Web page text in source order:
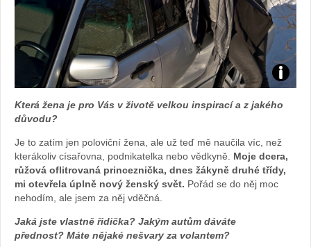
Foto:
archiv
webu
Která žena je pro Vás v životě velkou inspirací a z jakého
důvodu?
Je to zatím jen poloviční žena, ale už teď mě naučila víc, než
kterákoliv císařovna, podnikatelka nebo vědkyně. Moje dcera,
růžová oflitrovaná princeznička, dnes žákyně druhé třídy,
mi otevřela úplně nový ženský svět. Pořád se do něj moc
nehodím, ale jsem za něj vděčná.
Jaká jste vlastně řidička? Jakým autům dáváte
přednost? Máte nějaké nešvary za volantem?